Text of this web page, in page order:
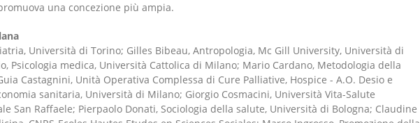
una concezione più ampia.
Università di Torino; Gilles Bibeau, Antropologia, Mc Gill University, Università di
Psicologia medica, Università Cattolica di Milano; Mario Cardano, Metodologia della
Castagnini, Unità Operativa Complessa di Cure Palliative, Hospice - A.O. Desio e
sanitaria, Università di Milano; Giorgio Cosmacini, Università Vita-Salute
San Raffaele; Pierpaolo Donati, Sociologia della salute, Università di Bologna; Claudine